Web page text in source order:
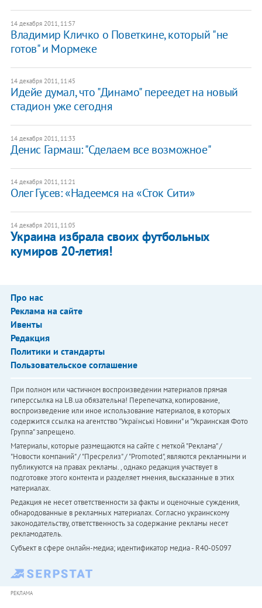
14 декабря 2011, 11:57
Владимир Кличко о Поветкине, который "не
готов" и Мормеке
14 декабря 2011, 11:45
Идейе думал, что "Динамо" переедет на новый
стадион уже сегодня
14 декабря 2011, 11:33
Денис Гармаш: "Сделаем все возможное"
14 декабря 2011, 11:21
Олег Гусев: «Надеемся на «Сток Сити»
14 декабря 2011, 11:05
​Украина избрала своих футбольных
кумиров 20-летия!
Про нас
Реклама на сайте
Ивенты
Редакция
Политики и стандарты
Пользовательское соглашение
При полном или частичном воспроизведении материалов прямая
гиперссылка на LB.ua обязательна! Перепечатка, копирование,
воспроизведение или иное использование материалов, в которых
содержится ссылка на агентство "Українськi Новини" и "Украинская Фото
Группа" запрещено.
Материалы, которые размещаются на сайте с меткой "Реклама" /
"Новости компаний" / "Пресрелиз" / "Promoted", являются рекламными и
публикуются на правах рекламы. , однако редакция участвует в
подготовке этого контента и разделяет мнения, высказанные в этих
материалах.
Редакция не несет ответственности за факты и оценочные суждения,
обнародованные в рекламных материалах. Согласно украинскому
законодательству, ответственность за содержание рекламы несет
рекламодатель.
Субъект в сфере онлайн-медиа; идентификатор медиа - R40-05097
РЕКЛАМА